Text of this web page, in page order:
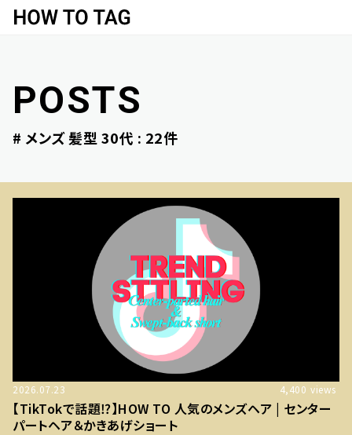
POSTS
# メンズ 髪型 30代 : 22件
2026.07.23 4,400 views
【TikTokで話題⁉】HOW TO 人気のメンズヘア | センター
パートヘア＆かきあげショート